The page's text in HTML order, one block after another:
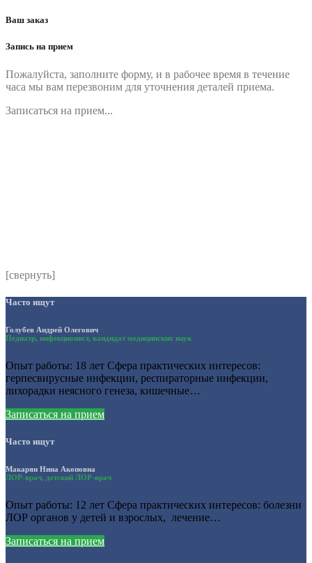
Ваш заказ
Запись на прием
Пожалуйста, заполните форму, и в рабочее время в течение
часа мы вам перезвоним для уточнения деталей приема.
Записаться на прием...
[свернуть]
Часто ищут
Голубев Андрей Олегович
Педиатр, инфекционист, кандидат медицинских наук
Опыт работы: 18 лет Сфера практических интересов:
герпесвирусные инфекции, респираторные инфекции,
лихорадки неясного генеза, кишечные…
Записаться на прием
Часто ищут
Макарян Нина Акоповна
ЛОР-врач, детский ЛОР-врач
Опыт работы: 12 лет Сфера практических интересов: болезни
ЛОР органов у детей и взрослых, лечение…
Записаться на прием